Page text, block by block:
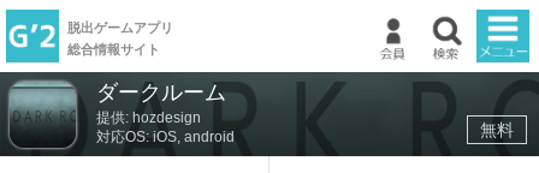
脱出ゲームアプリ
総合情報サイト
ダークルーム
提供: hozdesign
対応OS: iOS, android
無料